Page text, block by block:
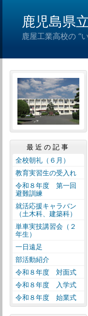
鹿児島県
鹿屋工業高校の “
最近の記事
全校朝礼（６月）
教育実習生の受入れ
令和８年度 第一回
避難訓練
就活応援キャラバン
（土木科、建築科）
単車実技講習会（２
年生）
一日遠足
部活動紹介
令和８年度 対面式
令和８年度 入学式
令和８年度 始業式